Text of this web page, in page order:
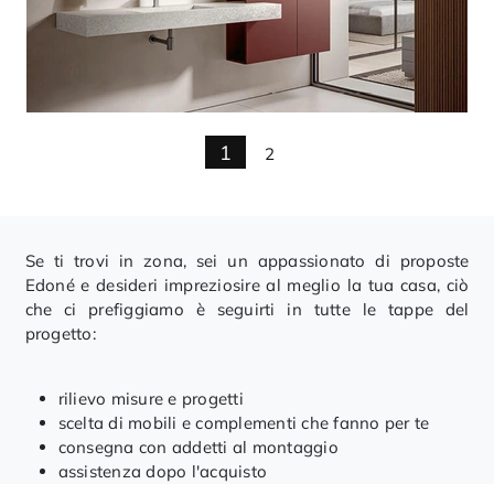
1 2
Se ti trovi in zona, sei un appassionato di proposte
Edoné e desideri impreziosire al meglio la tua casa, ciò
che ci prefiggiamo è seguirti in tutte le tappe del
progetto:
rilievo misure e progetti
scelta di mobili e complementi che fanno per te
consegna con addetti al montaggio
assistenza dopo l'acquisto